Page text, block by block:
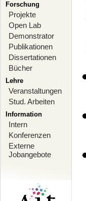
Forschung
Projekte
Open Lab
Demonstrator
Publikationen
Dissertationen
Bücher
Lehre
Veranstaltungen
Stud. Arbeiten
Information
Intern
Konferenzen
Externe
Jobangebote